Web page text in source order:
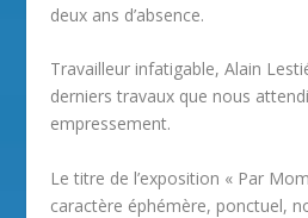
deux ans d’absence.
Travailleur infatigable, Alain
derniers travaux que nous
empressement.
Le titre de l’exposition « Par
caractère éphémère, ponctuel,